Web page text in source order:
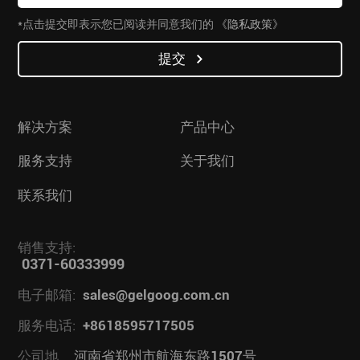
*点击提交即表示您已阅读并同意我们的 《隐私政策》
提交
解决方案 产品中心
服务支持 关于我们
联系我们
销售支持:
0371-60333999
电子邮箱: sales@gelgoog.com.cn
服务电话: +8618595717505
公司地
河南省郑州市航海东路1507号